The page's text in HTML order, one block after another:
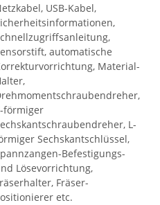
USB-Kabel,
automatische
Material-
förmiger
L-
Sechskantschlüssel,
Befestigungs-
Lösevorrichtung,
Fräser-
etc.